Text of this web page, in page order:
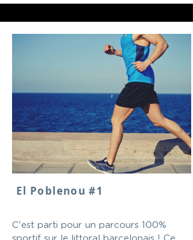
El Poblenou #1
C'est parti pour un parcours 100%